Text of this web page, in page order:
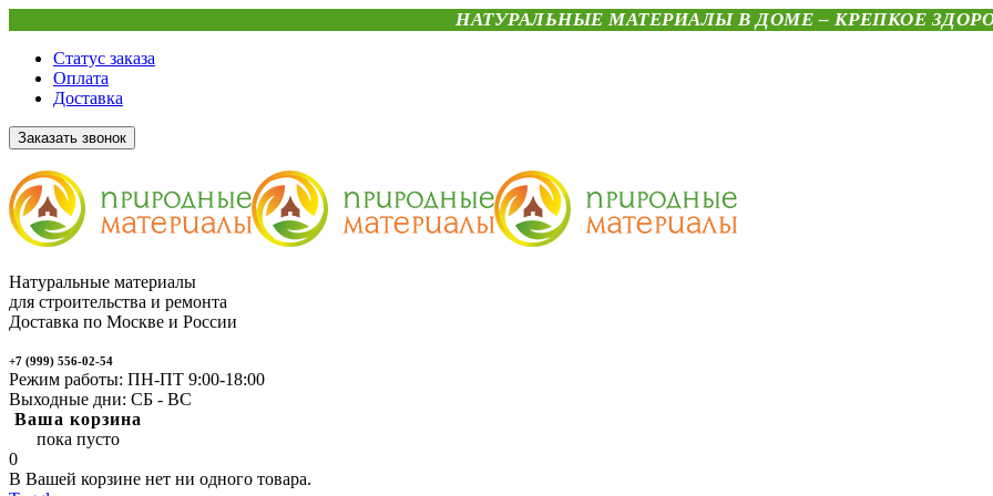
НАТУРАЛЬНЫЕ МАТЕРИАЛЫ В ДОМЕ – КРЕПКОЕ
Статус заказа
Оплата
Доставка
Заказать звонок
Натуральные материалы
для строительства и ремонта
Доставка по Москве и России
+7 (999) 556-02-54
Режим работы: ПН-ПТ 9:00-18:00
Выходные дни: СБ - ВС
Ваша корзина
пока пусто
0
В Вашей корзине нет ни одного товара.